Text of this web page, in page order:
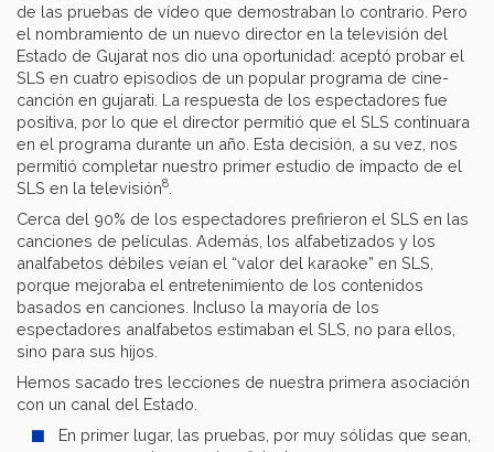
de las pruebas de vídeo que demostraban lo contrario. Pero
el nombramiento de un nuevo director en la televisión del
Estado de Gujarat nos dio una oportunidad: aceptó probar el
SLS en cuatro episodios de un popular programa de cine-
canción en gujarati. La respuesta de los espectadores fue
positiva, por lo que el director permitió que el SLS continuara
en el programa durante un año. Esta decisión, a su vez, nos
permitió completar nuestro primer estudio de impacto de el
SLS en la televisión8
Cerca del 90% de los espectadores prefirieron el SLS en las
canciones de películas. Además, los alfabetizados y los
analfabetos débiles veían el “valor del karaoke” en SLS,
porque mejoraba el entretenimiento de los contenidos
basados en canciones. Incluso la mayoría de los
espectadores analfabetos estimaban el SLS, no para ellos,
sino para sus hijos.
Hemos sacado tres lecciones de nuestra primera asociación
con un canal del Estado.
En primer lugar, las pruebas, por muy sólidas que sean,